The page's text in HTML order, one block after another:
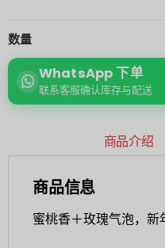
数量
WhatsApp 下单
联系客服确认库存与配送
商品介绍
商品信息
蜜桃香＋玫瑰气泡，